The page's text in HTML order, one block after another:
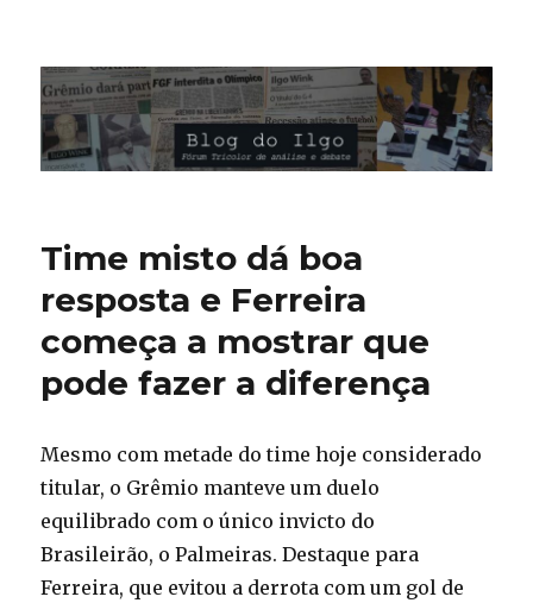
Blog do Ilgo Wink
Time misto dá boa
resposta e Ferreira
começa a mostrar que
pode fazer a diferença
Mesmo com metade do time hoje considerado
titular, o Grêmio manteve um duelo
equilibrado com o único invicto do
Brasileirão, o Palmeiras. Destaque para
Ferreira, que evitou a derrota com um gol de